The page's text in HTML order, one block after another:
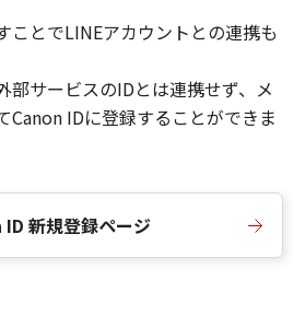
ことでLINEアカウントとの連携も
サービスのIDとは連携せず、メ
Canon IDに登録することができま
新規登録ページ